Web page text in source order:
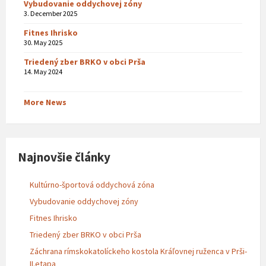
Vybudovanie oddychovej zóny
3. December 2025
Fitnes Ihrisko
30. May 2025
Triedený zber BRKO v obci Prša
14. May 2024
More News
Najnovšie články
Kultúrno-športová oddychová zóna
Vybudovanie oddychovej zóny
Fitnes Ihrisko
Triedený zber BRKO v obci Prša
Záchrana rímskokatolíckeho kostola Kráľovnej ruženca v Prši-
II.etapa